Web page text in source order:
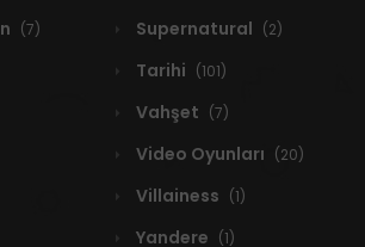
(7) Supernatural (2)
Tarihi (101)
Vahşet (7)
Video Oyunları (20)
Villainess (1)
Yandere (1)